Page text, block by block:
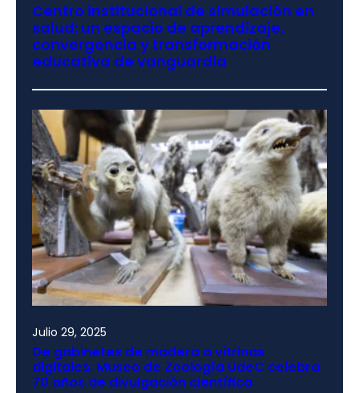
Centro institucional de simulación en
salud: un espacio de aprendizaje,
convergencia y transformación
educativa de vanguardia
Julio 29, 2025
De gabinetes de madera a vitrinas
digitales: Museo de Zoología UdeC celebra
70 años de divulgación científica